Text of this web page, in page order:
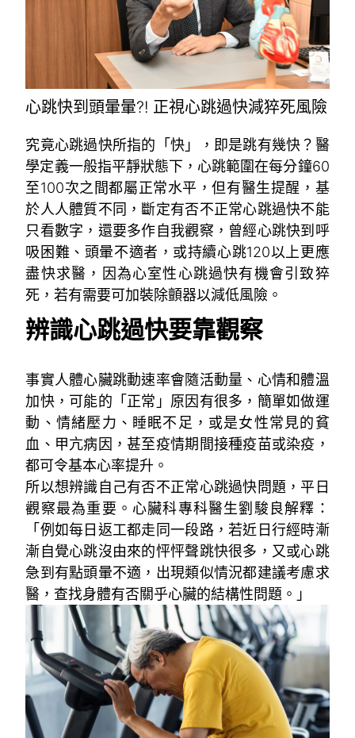
心跳快到頭暈暈?! 正視心跳過快減猝死風險
究竟心跳過快所指的「快」，即是跳有幾快？醫
學定義一般指平靜狀態下，心跳範圍在每分鐘60
至100次之間都屬正常水平，但有醫生提醒，基
於人人體質不同，斷定有否不正常心跳過快不能
只看數字，還要多作自我觀察，曾經心跳快到呼
吸困難、頭暈不適者，或持續心跳120以上更應
盡快求醫，因為心室性心跳過快有機會引致猝
死，若有需要可加裝除顫器以減低風險。
辨識心跳過快要靠觀察
事實人體心臟跳動速率會隨活動量、心情和體溫
加快，可能的「正常」原因有很多，簡單如做運
動、情緒壓力、睡眠不足，或是女性常見的貧
血、甲亢病因，甚至疫情期間接種疫苗或染疫，
都可令基本心率提升。
所以想辨識自己有否不正常心跳過快問題，平日
觀察最為重要。心臟科專科醫生劉駿良解釋：
「例如每日返工都走同一段路，若近日行經時漸
漸自覺心跳沒由來的怦怦聲跳快很多，又或心跳
急到有點頭暈不適，出現類似情況都建議考慮求
醫，查找身體有否關乎心臟的結構性問題。」